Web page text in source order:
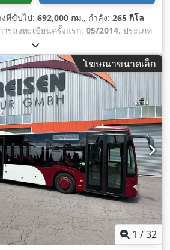
ที่ขับไป: 692,000 กม., กำลัง: 265 กิโล
ารลงทะเบียนครั้งแรก: 05/2014, ประเภท
53, ประเภทเกียร์:
6, สี:สีขาว, เบรก:รีทาร์เดอร์, อุปกรณ์:
อดรถ, เครื่องปรับอากาศ, เอบีเอส,
โฆษณาขนาดเล็ก
1 /32